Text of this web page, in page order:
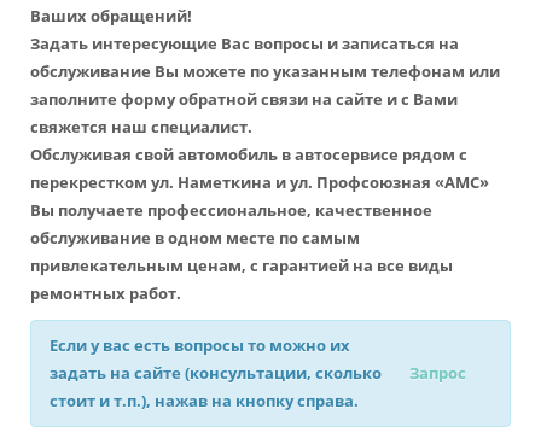
Ваших обращений!
Задать интересующие Вас вопросы и записаться на
обслуживание Вы можете по указанным телефонам или
заполните форму обратной связи на сайте и с Вами
свяжется наш специалист.
Обслуживая свой автомобиль в автосервисе рядом с
перекрестком ул. Наметкина и ул. Профсоюзная «АМС»
Вы получаете профессиональное, качественное
обслуживание в одном месте по самым
привлекательным ценам, с гарантией на все виды
ремонтных работ.
Если у вас есть вопросы то можно их
задать на сайте (консультации, сколько
стоит и т.п.), нажав на кнопку справа.
Запрос